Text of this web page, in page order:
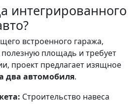
интегрированного
встроенного гаража,
полезную площадь и требует
проект предлагает изящное
два автомобиля.
Строительство навеса